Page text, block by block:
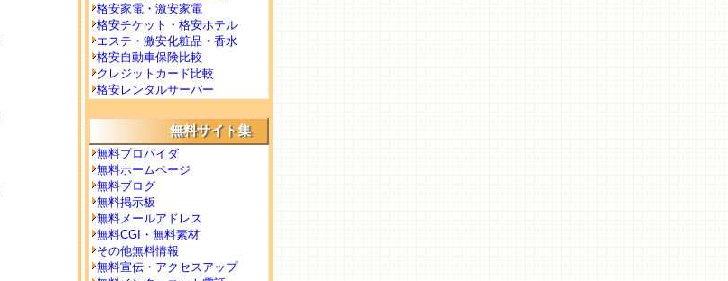
格安家電・激安家電
格安チケット・格安ホテル
エステ・激安化粧品・香水
格安自動車保険比較
クレジットカード比較
格安レンタルサーバー
無料サイト集
無料プロバイダ
無料ホームページ
無料ブログ
無料掲示板
無料メールアドレス
無料CGI・無料素材
その他無料情報
無料宣伝・アクセスアップ